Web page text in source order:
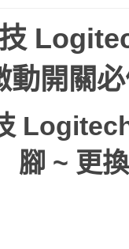
動開關
腳 ~ 更